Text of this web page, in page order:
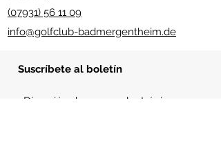
(07931) 56 11 09
info@golfclub-badmergentheim.de
Suscríbete al boletín